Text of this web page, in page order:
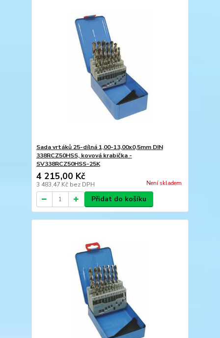
Sada vrtáků 25-dílná 1,00-13,00x0,5mm DIN
338RCZ50HSS, kovová krabička -
SV338RCZ50HSS-25K
4 215,00 Kč
3 483,47 Kč bez DPH Není skladem
Přidat do košíku